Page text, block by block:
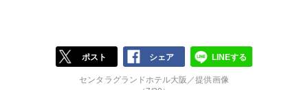
ポスト シェア LINEする
センタラグランドホテル大阪／提供画像